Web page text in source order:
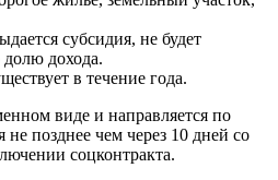
субсидия, не будет
дохода.
в течение года.
виде и направляется по
не позднее чем через 10 дней со
соцконтракта.